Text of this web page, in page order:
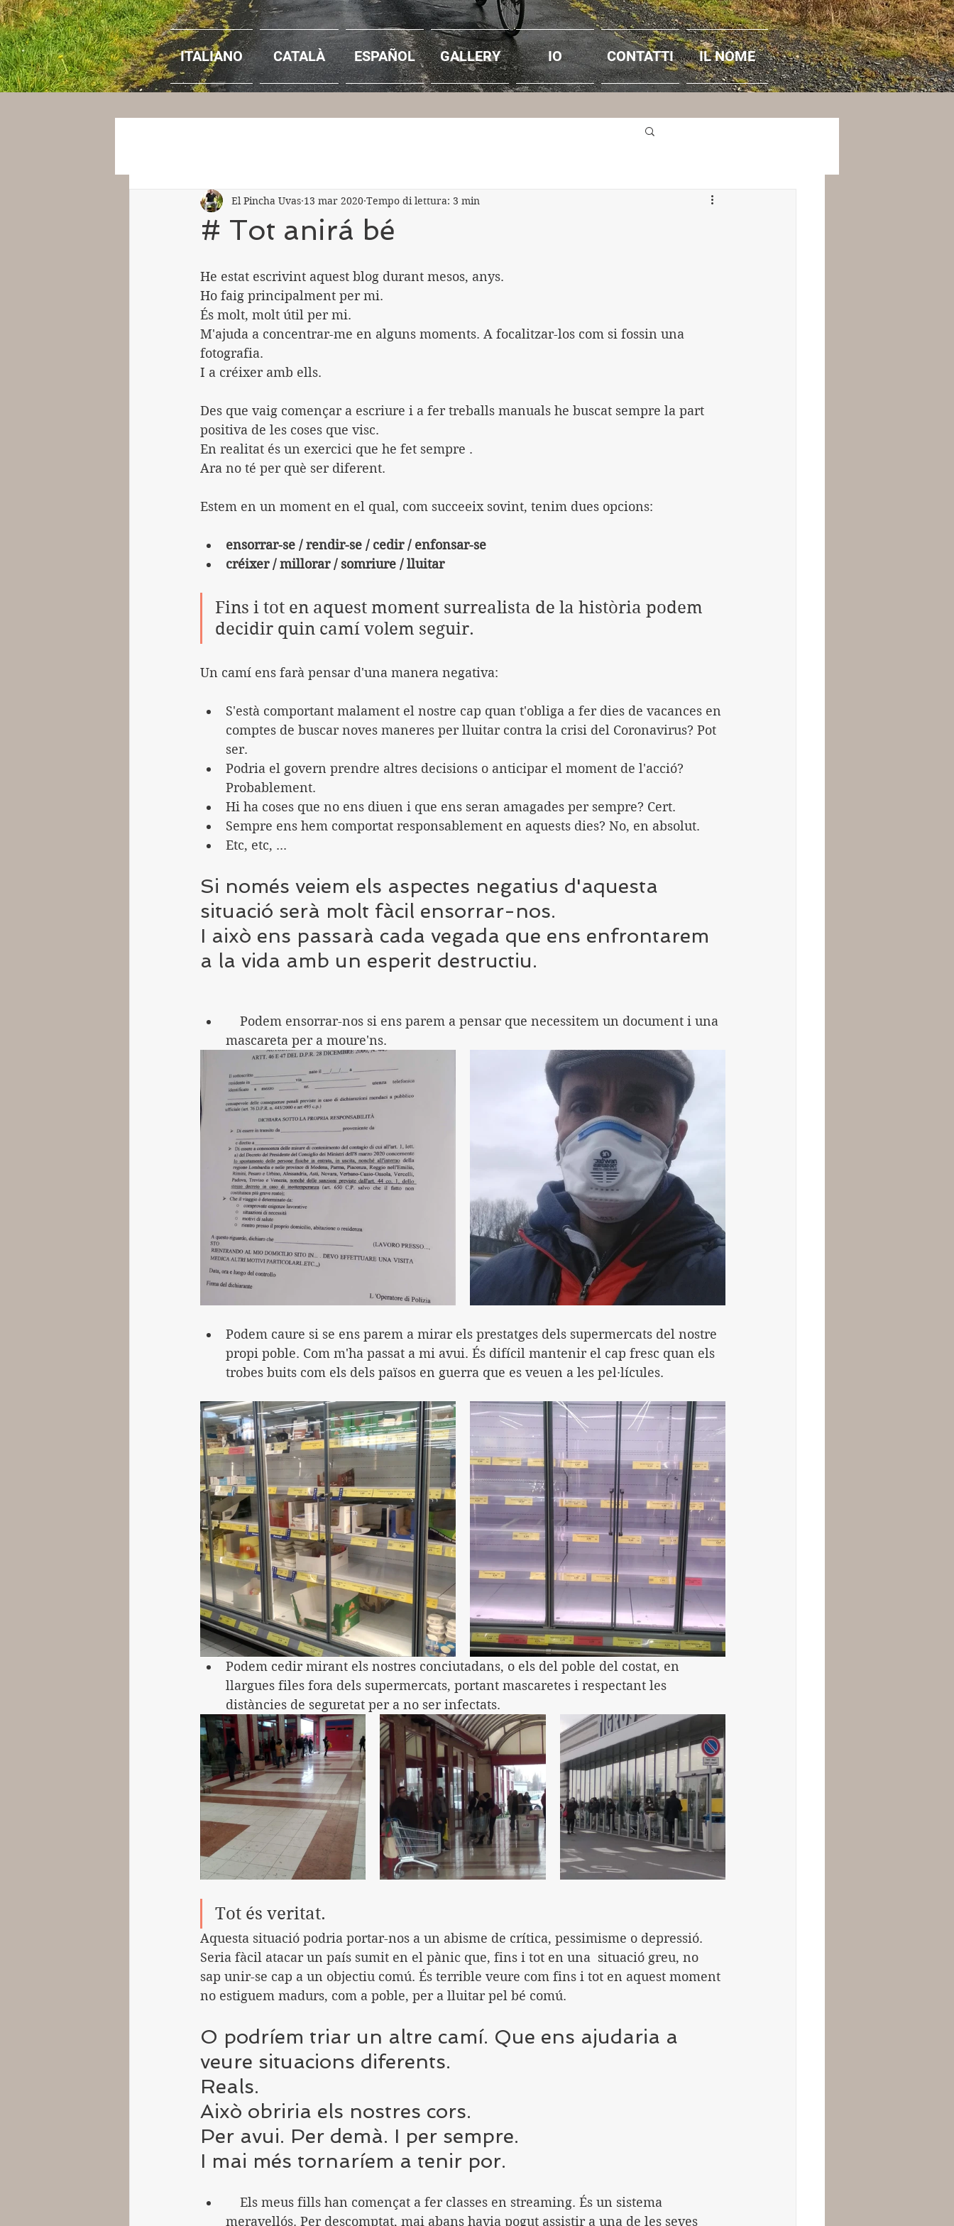
# Tot anirá bé
El Pincha Uvas 13 mar 2020 Tempo di lettura: 3 min
He estat escrivint aquest blog durant mesos, anys.
Ho faig principalment per mi.
És molt, molt útil per mi.
M'ajuda a concentrar-me en alguns moments. A focalitzar-los com si fossin una
fotografia.
I a créixer amb ells.
Des que vaig començar a escriure i a fer treballs manuals he buscat sempre la part
positiva de les coses que visc.
En realitat és un exercici que he fet sempre .
Ara no té per què ser diferent.
Estem en un moment en el qual, com succeeix sovint, tenim dues opcions:
ensorrar-se / rendir-se / cedir / enfonsar-se
créixer / millorar / somriure / lluitar
Fins i tot en aquest moment surrealista de la història podem
decidir quin camí volem seguir.
Un camí ens farà pensar d'una manera negativa:
S'està comportant malament el nostre cap quan t'obliga a fer dies de vacances en
comptes de buscar noves maneres per lluitar contra la crisi del Coronavirus? Pot
ser.
Podria el govern prendre altres decisions o anticipar el moment de l'acció?
Probablement.
Hi ha coses que no ens diuen i que ens seran amagades per sempre? Cert.
Sempre ens hem comportat responsablement en aquests dies? No, en absolut.
Etc, etc, ...
Si només veiem els aspectes negatius d'aquesta
situació serà molt fàcil ensorrar-nos.
I això ens passarà cada vegada que ens enfrontarem
a la vida amb un esperit destructiu.
mascareta per a moure'ns.
Podem caure si se ens parem a mirar els prestatges dels supermercats del nostre
propi poble. Com m'ha passat a mi avui. És difícil mantenir el cap fresc quan els
trobes buits com els dels països en guerra que es veuen a les pel·lícules.
Podem cedir mirant els nostres conciutadans, o els del poble del costat, en
llargues files fora dels supermercats, portant mascaretes i respectant les
distàncies de seguretat per a no ser infectats.
Tot és veritat.
Aquesta situació podria portar-nos a un abisme de crítica, pessimisme o depressió.
Seria fàcil atacar un país sumit en el pànic que, fins i tot en una  situació greu, no
sap unir-se cap a un objectiu comú. És terrible veure com fins i tot en aquest moment
no estiguem madurs, com a poble, per a lluitar pel bé comú.
O podríem triar un altre camí. Que ens ajudaria a
veure situacions diferents.
Reals.
Això obriria els nostres cors.
Per avui. Per demà. I per sempre.
I mai més tornaríem a tenir por.
meravellós. Per descomptat, mai abans havia pogut assistir a una de les seves
ITALIANO CATALÀ ESPAÑOL GALLERY IO CONTATTI IL NOME